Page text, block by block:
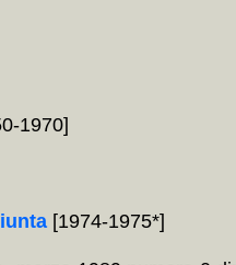
1970]
[1974-1975*]